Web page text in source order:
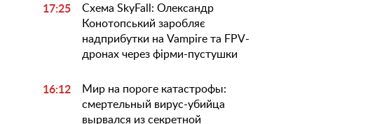
17:25
Схема SkyFall: Олександр
Конотопський заробляє
надприбутки на Vampire та FPV-
дронах через фірми-пустушки
16:12
Мир на пороге катастрофы:
смертельный вирус-убийца
вырвался из секретной